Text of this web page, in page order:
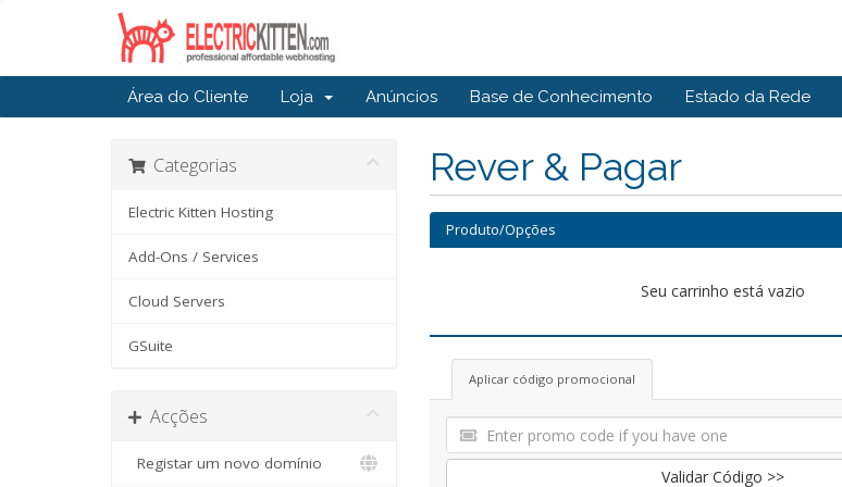
Área do Cliente Loja Anúncios Base de Conhecimento Estado da Rede
Categorias
Electric Kitten Hosting
Add-Ons / Services
Cloud Servers
GSuite
Acções
Registar um novo domínio
Rever & Pagar
Produto/Opções
Seu carrinho está vazio
Aplicar código promocional
Validar Código >>